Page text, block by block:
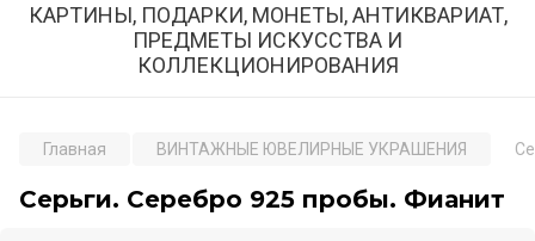
КАРТИНЫ, ПОДАРКИ, МОНЕТЫ, АНТИКВАРИАТ,
ПРЕДМЕТЫ ИСКУССТВА И
КОЛЛЕКЦИОНИРОВАНИЯ
Главная ВИНТАЖНЫЕ ЮВЕЛИРНЫЕ УКРАШЕНИЯ
Серьги. Серебро 925 пробы. Фианит